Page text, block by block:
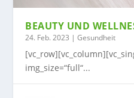
BEAUTY UND
24. Feb. 2023 |Gesundheit
img_size=“full“...